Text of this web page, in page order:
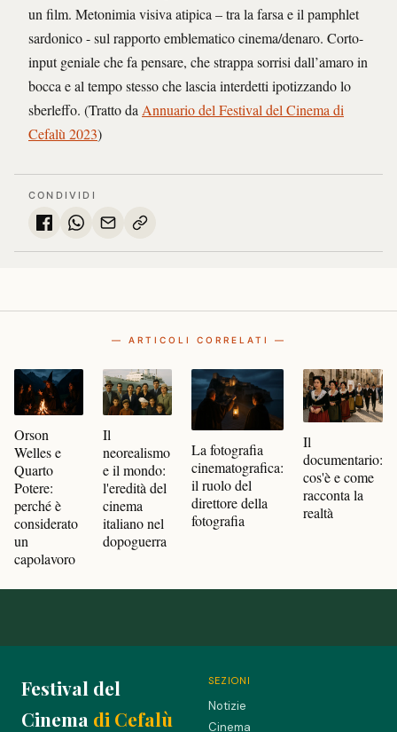
un film. Metonimia visiva atipica – tra la farsa e il pamphlet
sardonico - sul rapporto emblematico cinema/denaro. Corto-
input geniale che fa pensare, che strappa sorrisi dall’amaro in
bocca e al tempo stesso che lascia interdetti ipotizzando lo
sberleffo. (Tratto da Annuario del Festival del Cinema di
Cefalù 2023)
CONDIVIDI
— ARTICOLI CORRELATI —
Orson
Welles e
Quarto
Potere:
perché è
considerato
un
capolavoro
Il
neorealismo
e il mondo:
l'eredità del
cinema
italiano nel
dopoguerra
La fotografia
cinematografica:
il ruolo del
direttore della
fotografia
Il
documentario:
cos'è e come
racconta la
realtà
Festival del
Cinema di Cefalù
SEZIONI
Notizie
Cinema